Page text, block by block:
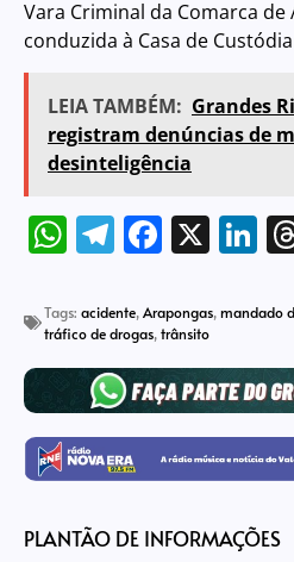
Vara Criminal da Comarca
conduzida à Casa de
LEIA TAMBÉM: Grandes
registram denúncias de
desinteligência
WhatsApp
Telegram
X
Tags: acidente,Arapongas,mandado
tráfico de drogas,trânsito
PLANTÃO DE INFORMAÇÕES